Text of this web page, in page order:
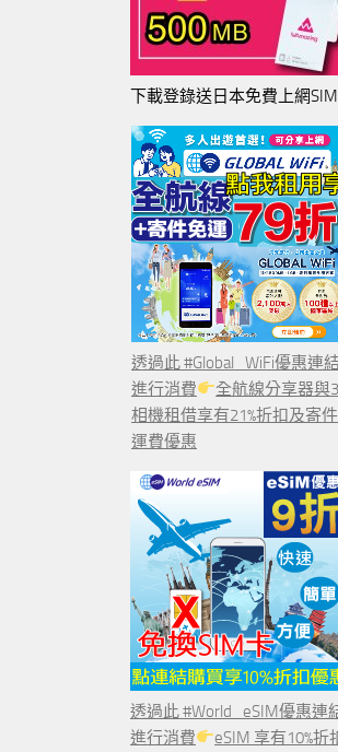
下載登錄送日本免費上網
透過此 #Global_WiFi優惠連
進行消費
全航線分享器與
相機租借享有21%折扣及寄
運費優惠
透過此 #World_eSIM優惠連
進行消費
eSIM 享有10%折